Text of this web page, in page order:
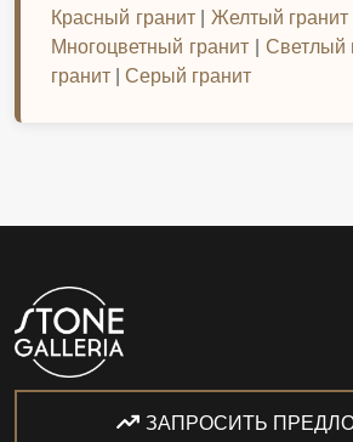
Красный гранит| Желтый гранит
Многоцветный гранит| Светлый
гранит |Серый гранит
ЗАПРОСИТЬ